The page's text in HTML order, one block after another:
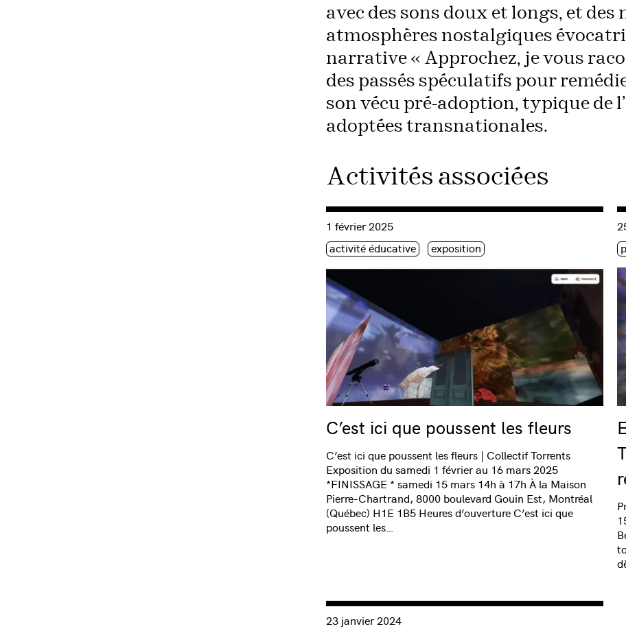
avec des sons doux et longs, et des
atmosphères nostalgiques
narrative « Approchez, je vous
des passés spéculatifs pour
son vécu pré-adoption, typique de
adoptées transnationales.
Activités associées
C’est ici que poussent les fleurs
Consulter « C’est ici que poussent les fleurs »
1 février 2025
Étiquette(s)
activité éducative exposition
C’est ici que poussent les fleurs | Collectif Torrents
Exposition du samedi 1 février au 16 mars 2025
*FINISSAGE * samedi 15 mars 14h à 17h À la Maison
Pierre-Chartrand, 8000 boulevard Gouin Est, Montréal
(Québec) H1E 1B5 Heures d’ouverture C’est ici que
poussent les…
Consulter « Espejismos / mirage | Collectif Torrents »
23 janvier 2024